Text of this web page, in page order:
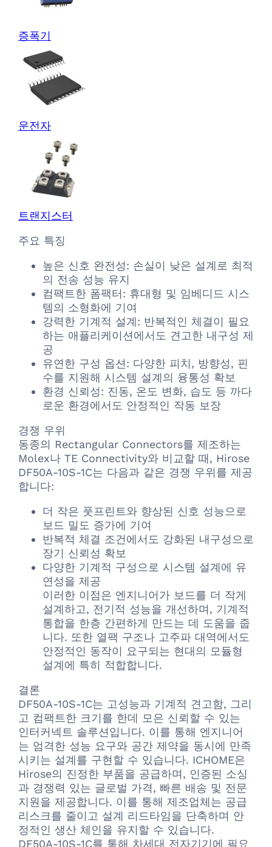
증폭기
운전자
트랜지스터
주요 특징
높은 신호 완전성: 손실이 낮은 설계로 최적
의 전송 성능 유지
컴팩트한 폼팩터: 휴대형 및 임베디드 시스
템의 소형화에 기여
강력한 기계적 설계: 반복적인 체결이 필요
하는 애플리케이션에서도 견고한 내구성 제
공
유연한 구성 옵션: 다양한 피치, 방향성, 핀
수를 지원해 시스템 설계의 융통성 확보
환경 신뢰성: 진동, 온도 변화, 습도 등 까다
로운 환경에서도 안정적인 작동 보장
경쟁 우위
동종의 Rectangular Connectors를 제조하는
Molex나 TE Connectivity와 비교할 때, Hirose
DF50A-10S-1C는 다음과 같은 경쟁 우위를 제공
합니다:
더 작은 풋프린트와 향상된 신호 성능으로
보드 밀도 증가에 기여
반복적 체결 조건에서도 강화된 내구성으로
장기 신뢰성 확보
다양한 기계적 구성으로 시스템 설계에 유
연성을 제공
이러한 이점은 엔지니어가 보드를 더 작게
설계하고, 전기적 성능을 개선하며, 기계적
통합을 한층 간편하게 만드는 데 도움을 줍
니다. 또한 열팩 구조나 고주파 대역에서도
안정적인 동작이 요구되는 현대의 모듈형
설계에 특히 적합합니다.
결론
DF50A-10S-1C는 고성능과 기계적 견고함, 그리
고 컴팩트한 크기를 한데 모은 신뢰할 수 있는
인터커넥트 솔루션입니다. 이를 통해 엔지니어
는 엄격한 성능 요구와 공간 제약을 동시에 만족
시키는 설계를 구현할 수 있습니다. ICHOME은
Hirose의 진정한 부품을 공급하며, 인증된 소싱
과 경쟁력 있는 글로벌 가격, 빠른 배송 및 전문
지원을 제공합니다. 이를 통해 제조업체는 공급
리스크를 줄이고 설계 리드타임을 단축하며 안
정적인 생산 체인을 유지할 수 있습니다.
DF50A-10S-1C를 통해 차세대 전자기기에 필요